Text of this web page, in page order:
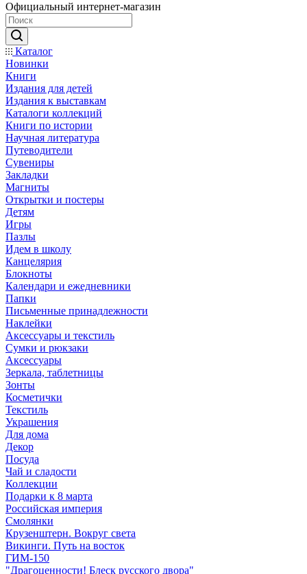
Официальный интернет-магазин
Каталог
Новинки
Книги
Издания для детей
Издания к выставкам
Каталоги коллекций
Книги по истории
Научная литература
Путеводители
Сувениры
Закладки
Магниты
Открытки и постеры
Детям
Игры
Пазлы
Идем в школу
Канцелярия
Блокноты
Календари и ежедневники
Папки
Письменные принадлежности
Наклейки
Аксессуары и текстиль
Сумки и рюкзаки
Аксессуары
Зеркала, таблетницы
Зонты
Косметички
Текстиль
Украшения
Для дома
Декор
Посуда
Чай и сладости
Коллекции
Подарки к 8 марта
Российская империя
Смолянки
Крузенштерн. Вокруг света
Викинги. Путь на восток
ГИМ-150
"Драгоценности! Блеск русского двора"